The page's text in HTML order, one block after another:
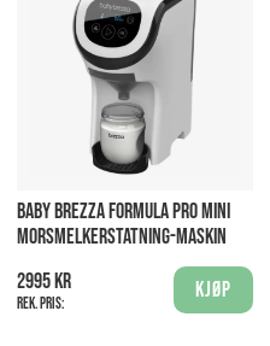
BABY BREZZA FORMULA PRO MINI
MORSMELKERSTATNING-MASKIN
2995 kr
Rek. pris:
Kjøp